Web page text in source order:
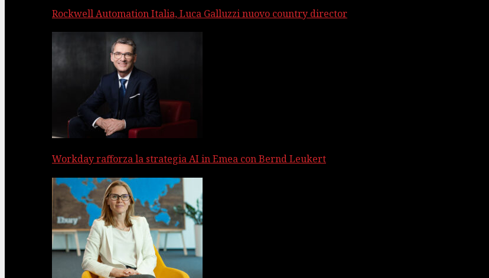
Rockwell Automation Italia, Luca Galluzzi nuovo country director
Workday rafforza la strategia AI in Emea con Bernd Leukert